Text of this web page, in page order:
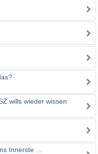
wills wieder wissen
Innerste ...